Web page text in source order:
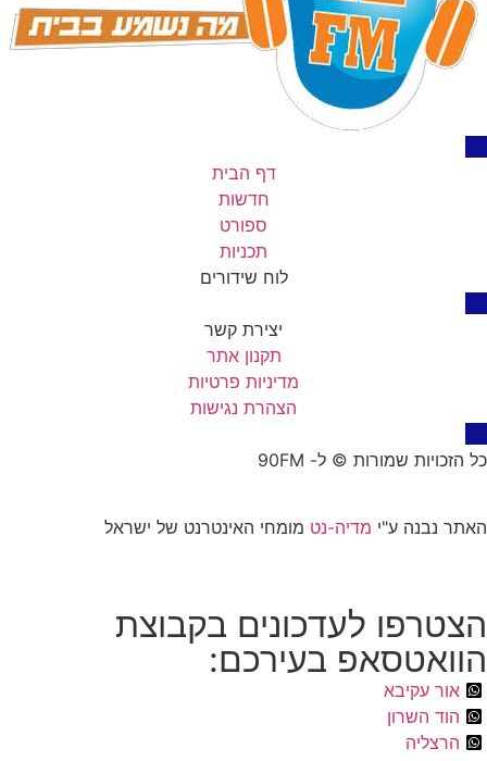
דף הבית
חדשות
ספורט
תכניות
לוח שידורים
יצירת קשר
תקנון אתר
מדיניות פרטיות
הצהרת נגישות
כל הזכויות שמורות © ל- 90FM
האתר נבנה ע"י מדיה-נט מומחי האינטרנט של ישראל
הצטרפו לעדכונים בקבוצת
הוואטסאפ בעירכם:
אור עקיבא
הוד השרון
הרצליה